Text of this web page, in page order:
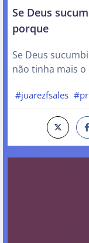
Se Deus
porque
Se Deus
não tinha mais o
#juarezfsales